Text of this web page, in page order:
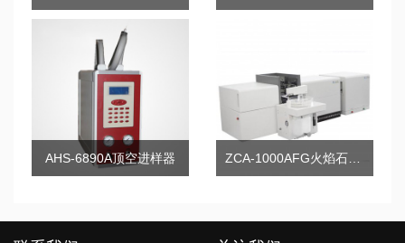
AHS-6890A顶空进样器